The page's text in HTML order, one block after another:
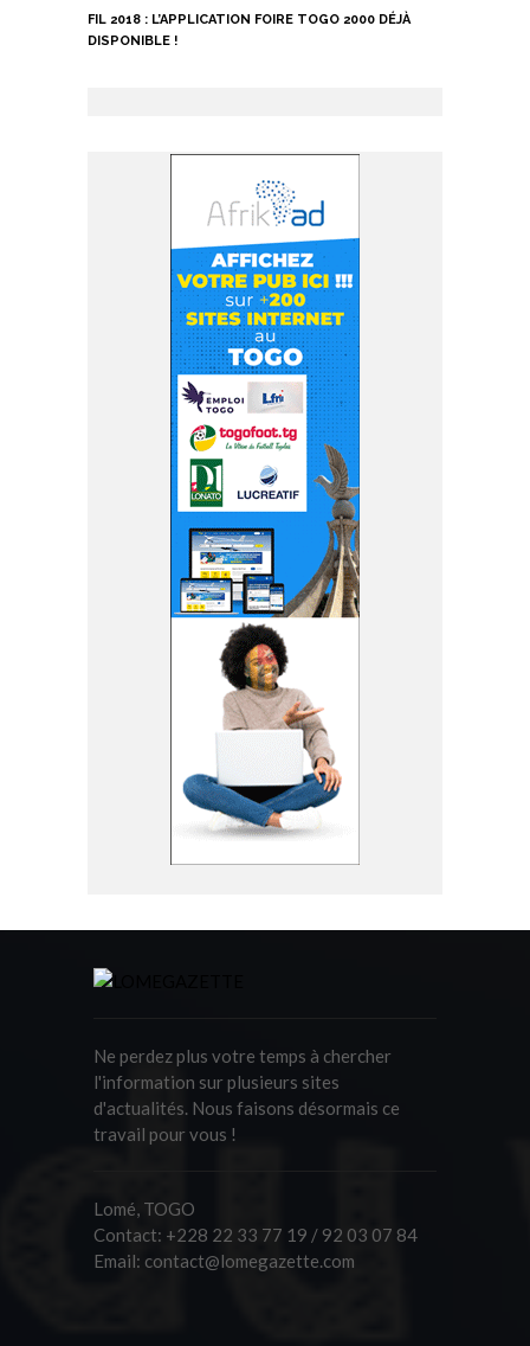
FIL 2018 : L’APPLICATION FOIRE TOGO 2000 DÉJÀ
DISPONIBLE !
Ne perdez plus votre temps à chercher
l'information sur plusieurs sites
d'actualités. Nous faisons désormais ce
travail pour vous !
Lomé, TOGO
Contact: +228 22 33 77 19 / 92 03 07 84
Email: contact@lomegazette.com